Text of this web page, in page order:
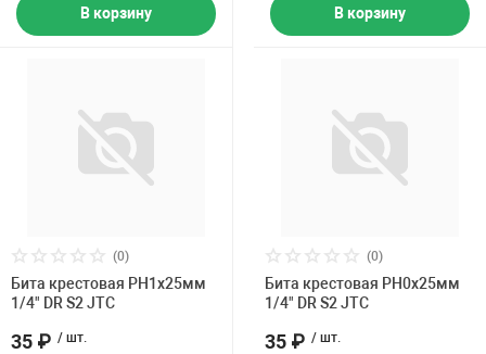
В корзину В корзину
(0)
Бита крестовая PH1х25мм
1/4" DR S2 JTC
35 ₽ / шт.
(0)
Бита крестовая PH0х25мм
1/4" DR S2 JTC
35 ₽ / шт.